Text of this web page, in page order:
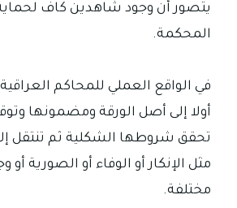
يتصور أن وجود شاهدين كاف
المحكمة.
في الواقع العملي للمحاكم
أولا إلى أصل الورقة ومضمونها
تحقق شروطها الشكلية ثم تنتقل
مثل الإنكار أو الوفاء أو الصورية أو
مختلفة.